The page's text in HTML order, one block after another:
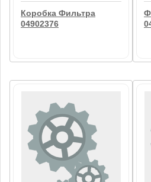
Коробка Фильтра
04902376
1867 руб.
Коробка Фильтра